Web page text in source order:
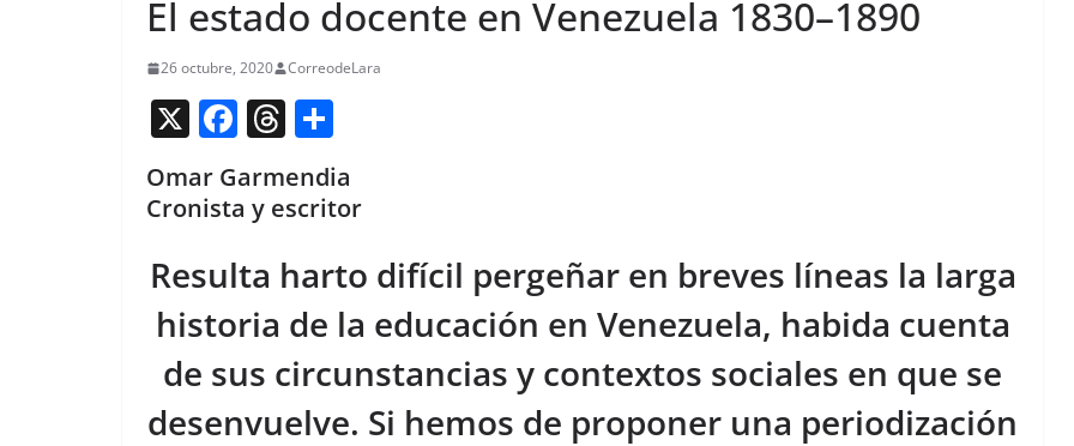
El estado docente en Venezuela 1830–1890
26 octubre, 2020 CorreodeLara
X F
c
e
b
o
o
k
T
re
a
d
s
o
m
p
ar
tir
Omar Garmendia
Cronista y escritor
Resulta harto difícil pergeñar en breves líneas la larga
historia de la educación en Venezuela, habida cuenta
de sus circunstancias y contextos sociales en que se
desenvuelve. Si hemos de proponer una periodización